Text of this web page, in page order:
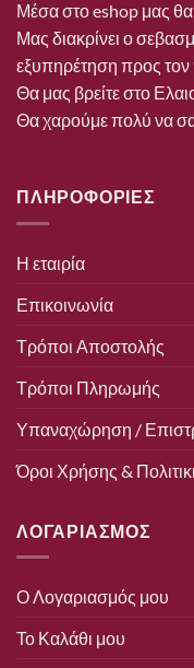
Μέσα στο eshop μας θα
Μας διακρίνει ο
εξυπηρέτηση προς τον
Θα μας βρείτε στο
Θα χαρούμε πολύ να
ΠΛΗΡΟΦΟΡΙΕΣ
Η εταιρία
Επικοινωνία
Τρόποι Αποστολής
Τρόποι Πληρωμής
Υπαναχώρηση /
Όροι Χρήσης &
ΛΟΓΑΡΙΑΣΜΟΣ
Ο Λογαριασμός μου
Το Καλάθι μου